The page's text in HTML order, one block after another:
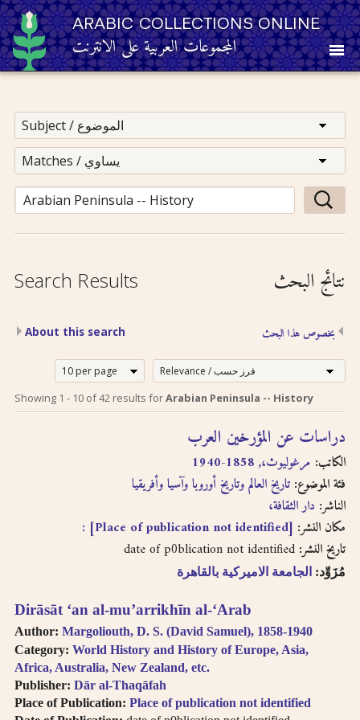
ARABIC COLLECTIONS ONLINE
المجموعات العربية على الانترنت
Other Resources
Browse
Browse by Category
Search
Search Results نتائج البحث
About this search بخصوص هذا البحث
Search tips in
Arabic
perform on this site
descriptive
information about
each book, both in
of the books. As
searching
technologies for
Arabic OCR develop,
we intend to
introduce full-text
إرشادات للبحث لدى
استخدام الترجمة
الصوتية بالحروف
اللاتينية
إن عملية البحث التي تجريها في
هذا الموقع تعطي وصف
ببليوغرافي عن الكتاب
المسترجع باللغتين العربية
والانجليزية ولكنها لا تقدّم
إمكانية البحث بالنص الكامل.
سنقوم بتوفير هذا البحث
عندما تتطوّر إمكانية استخدام
النصوص المرقمنة للكتب
Showing 1 - 10of42 results forArabian Peninsula -- History
Dirāsāt ʻan al-muʼarrikhīn al-ʻArab
Author: Margoliouth, D. S. (David Samuel), 1858-1940
Category: World History and History of Europe, Asia,
Africa, Australia, New Zealand, etc.
Publisher: Dār al-Thaqāfah
Place of Publication: Place of publication not identified
دراسات عن المؤرخين العرب
الكاتب: مرغوليوث،, 1858-1940
فئة الموضوع: تاريخ العالم وتاريخ أوروبا وآسيا وأفريقيا
الناشر: دار الثقافة،
مكان النشر: [Place of publication not identified] :
تاريخ النشر:
مُزَوِّد: الجامعة الاميركية بالقاهرة